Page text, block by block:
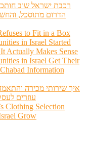
רכבת ישראל שוב
הדרום מתוסכל,
to Fit in a Box
in Israel Started
Actually Makes Sense
in Israel Get Their
Information
איך שירותי מכירה
עוזרים
Clothing Selection
Grow